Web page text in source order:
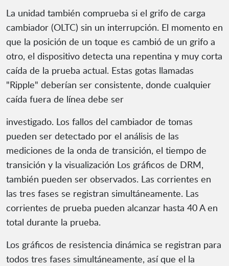
La unidad también comprueba si el grifo de carga
cambiador (OLTC) sin un interrupción. El momento en
que la posición de un toque es cambió de un grifo a
otro, el dispositivo detecta una repentina y muy corta
caída de la prueba actual. Estas gotas llamadas
"Ripple" deberían ser consistente, donde cualquier
caída fuera de línea debe ser
investigado. Los fallos del cambiador de tomas
pueden ser detectado por el análisis de las
mediciones de la onda de transición, el tiempo de
transición y la visualización Los gráficos de DRM,
también pueden ser observados. Las corrientes en
las tres fases se registran simultáneamente. Las
corrientes de prueba pueden alcanzar hasta 40 A en
total durante la prueba.
Los gráficos de resistencia dinámica se registran para
todos tres fases simultáneamente, así que el la